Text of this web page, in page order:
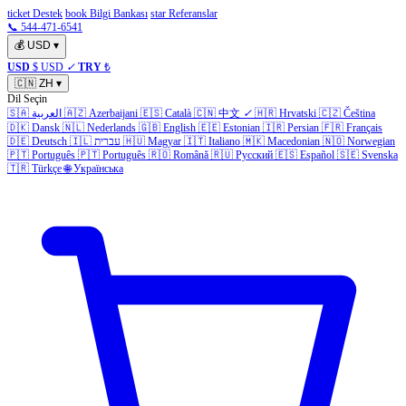
ticket Destek book Bilgi Bankası star Referanslar
📞 544-471-6541
💰 USD ▾
USD $ USD ✓ TRY ₺
🇨🇳 ZH ▾
Dil Seçin
🇸🇦 العربية 🇦🇿 Azerbaijani 🇪🇸 Català 🇨🇳 中文 ✓ 🇭🇷 Hrvatski 🇨🇿 Čeština
🇩🇰 Dansk 🇳🇱 Nederlands 🇬🇧 English 🇪🇪 Estonian 🇮🇷 Persian 🇫🇷 Français
🇩🇪 Deutsch 🇮🇱 עברית 🇭🇺 Magyar 🇮🇹 Italiano 🇲🇰 Macedonian 🇳🇴 Norwegian
🇵🇹 Português 🇵🇹 Português 🇷🇴 Română 🇷🇺 Русский 🇪🇸 Español 🇸🇪 Svenska
🇹🇷 Türkçe 🌐 Українська